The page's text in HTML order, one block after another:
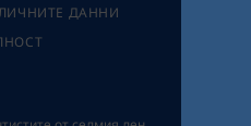
ДАННИ